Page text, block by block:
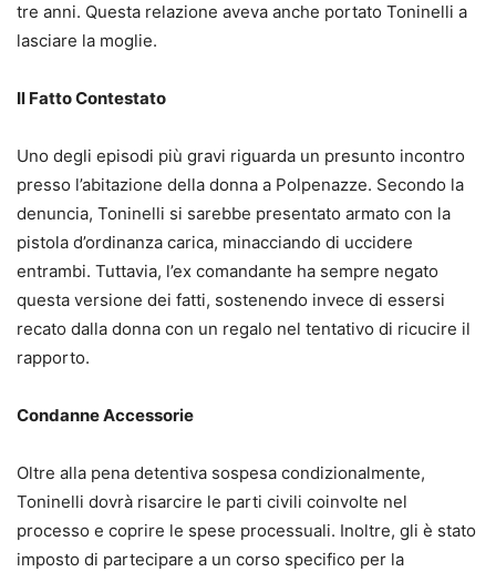
tre anni. Questa relazione aveva anche portato Toninelli a
lasciare la moglie.
Il Fatto Contestato
Uno degli episodi più gravi riguarda un presunto incontro
presso l’abitazione della donna a Polpenazze. Secondo la
denuncia, Toninelli si sarebbe presentato armato con la
pistola d’ordinanza carica, minacciando di uccidere
entrambi. Tuttavia, l’ex comandante ha sempre negato
questa versione dei fatti, sostenendo invece di essersi
recato dalla donna con un regalo nel tentativo di ricucire il
rapporto.
Condanne Accessorie
Oltre alla pena detentiva sospesa condizionalmente,
Toninelli dovrà risarcire le parti civili coinvolte nel
processo e coprire le spese processuali. Inoltre, gli è stato
imposto di partecipare a un corso specifico per la